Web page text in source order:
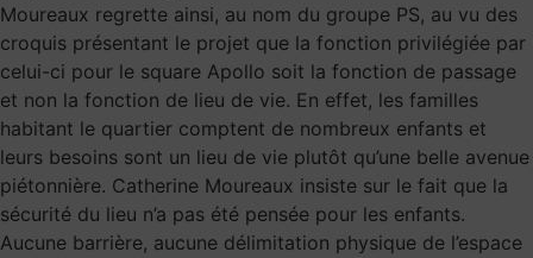
Moureaux regrette ainsi, au nom du groupe PS, au vu des
croquis présentant le projet que la fonction privilégiée par
celui-ci pour le square Apollo soit la fonction de passage
et non la fonction de lieu de vie. En effet, les familles
habitant le quartier comptent de nombreux enfants et
leurs besoins sont un lieu de vie plutôt qu’une belle avenue
piétonnière. Catherine Moureaux insiste sur le fait que la
sécurité du lieu n’a pas été pensée pour les enfants.
Aucune barrière, aucune délimitation physique de l’espace